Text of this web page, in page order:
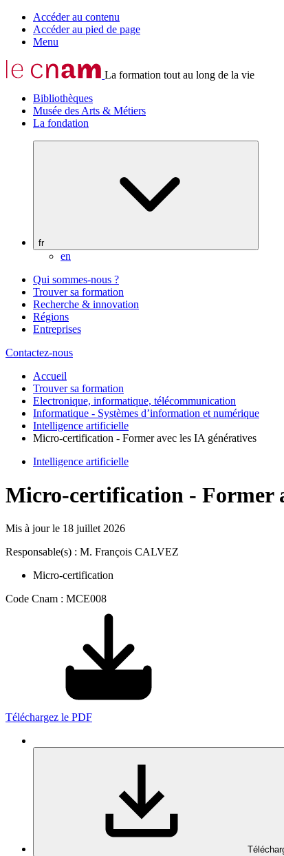
Accéder au contenu
Accéder au pied de page
Menu
La formation tout au long de la vie
Bibliothèques
Musée des Arts & Métiers
La fondation
fr
en
Qui sommes-nous ?
Trouver sa formation
Recherche & innovation
Régions
Entreprises
Contactez-nous
Accueil
Trouver sa formation
Electronique, informatique, télécommunication
Informatique - Systèmes d’information et numérique
Intelligence artificielle
Micro-certification - Former avec les IA génératives
Intelligence artificielle
Micro-certification - Former
Mis à jour le 18 juillet 2026
Responsable(s) : M. François CALVEZ
Micro-certification
Code Cnam : MCE008
Téléchargez le PDF